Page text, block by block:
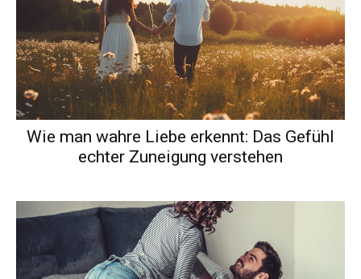
Wie man wahre Liebe erkennt: Das Gefühl
echter Zuneigung verstehen